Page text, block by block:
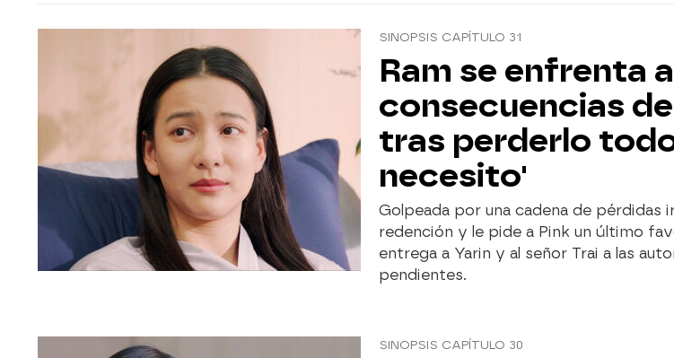
SINOPSIS CAPÍTULO 31
Ram se enfrenta
consecuencias
tras perderlo
necesito'
Golpeada por una cadena de pérdidas
redención y le pide a Pink un último
entrega a Yarin y al señor Trai a las
pendientes.
SINOPSIS CAPÍTULO 30